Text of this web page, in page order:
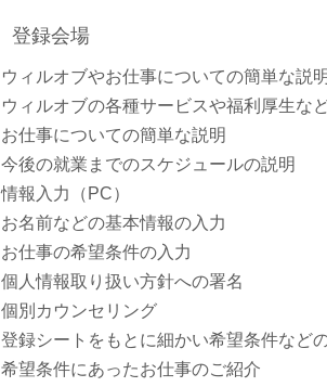
登録会場
ウィルオブやお仕事についての簡単な説明
ウィルオブの各種サービスや福利厚生な
お仕事についての簡単な説明
今後の就業までのスケジュールの説明
情報入力（PC）
お名前などの基本情報の入力
お仕事の希望条件の入力
個人情報取り扱い方針への署名
個別カウンセリング
登録シートをもとに細かい希望条件など
希望条件にあったお仕事のご紹介